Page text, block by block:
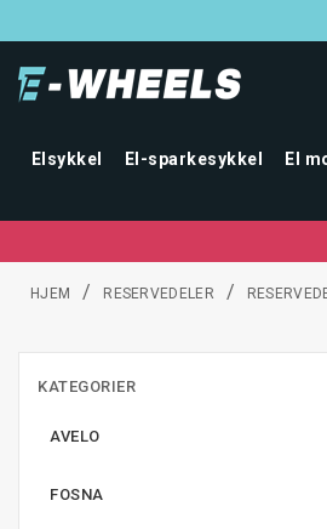
Elsykkel El-sparkesykkel El
HJEM / RESERVEDELER /
KATEGORIER
AVELO
FOSNA